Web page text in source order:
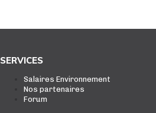
SERVICES
Salaires Environnement
Nos partenaires
Forum